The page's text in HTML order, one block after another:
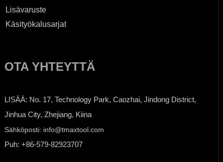
Lisävaruste
Käsityökalusarjat
OTA YHTEYTTÄ
LISÄÄ: No. 17, Technology Park, Caozhai, Jindong District,
Jinhua City, Zhejiang, Kiina
Sähköposti: info@tmaxtool.com
Puh: +86-579-82923707